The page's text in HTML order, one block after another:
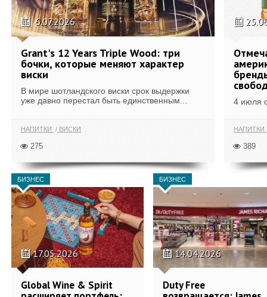
6.07.2026
Grant's 12 Years Triple Wood: три
бочки, которые меняют характер
виски
В мире шотландского виски срок выдержки
уже давно перестал быть единственным...
НАПИТКИ ВИСКИ
275
4 июля
НАПИТКИ
389
БИЗНЕС
17.05.2026
Global Wine & Spirit
БИЗНЕС
14.04.2026
Duty Free